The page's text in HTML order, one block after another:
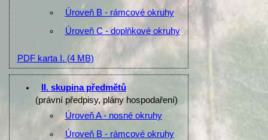
Úroveň B - rámcové okruhy
Úroveň C - doplňkové okruhy
PDF karta I. (4 MB)
II. skupina předmětů
(právní předpisy, plány hospodaření)
Úroveň A - nosné okruhy
Úroveň B - rámcové okruhy